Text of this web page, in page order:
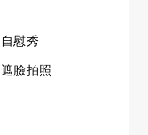
自慰秀
遮臉拍照